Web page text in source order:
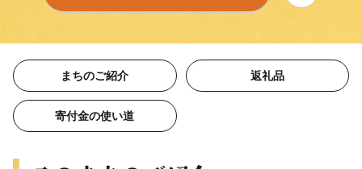
まちのご紹介 返礼品
寄付金の使い道